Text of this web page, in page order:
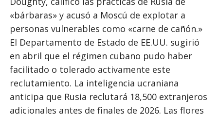
«bárbaras» y acusó a Moscú de explotar a
personas vulnerables como «carne de cañón.»
El Departamento de Estado de EE.UU. sugirió
en abril que el régimen cubano pudo haber
facilitado o tolerado activamente este
reclutamiento. La inteligencia ucraniana
anticipa que Rusia reclutará 18,500 extranjeros
adicionales antes de finales de 2026. Las flores